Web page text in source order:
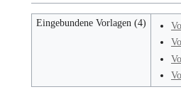
Eingebundene Vorlagen (4)